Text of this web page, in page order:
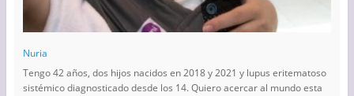
Nuria
Tengo 42 años, dos hijos nacidos en 2018 y 2021 y lupus eritematoso
sistémico diagnosticado desde los 14. Quiero acercar al mundo esta